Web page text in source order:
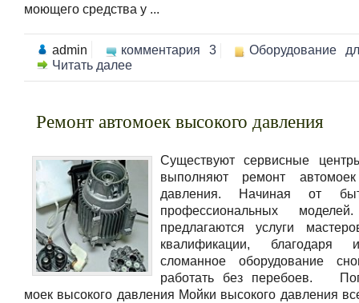
моющего средства у ...
admin комментария 3
Оборудование
Читать далее
Ремонт автомоек высокого давления
Существуют сервисные
выполняют ремонт
давления. Начиная от
профессиональных
предлагаются услуги
квалификации,
сломанное оборудование
работать без перебоев.
моек высокого давления Мойки высокого давления